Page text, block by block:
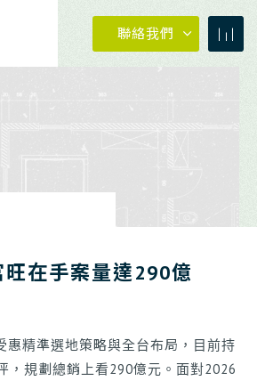
聯絡我們
04-23273030
#880
在手案量達290億
惠精準選地策略與全台布局，目前持
，規劃總銷上看290億元。面對2026